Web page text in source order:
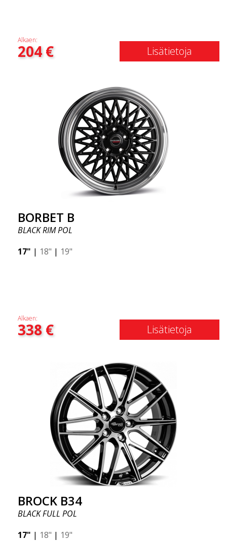
Alkaen:
204€ Lisätietoja
BORBET B
BLACK RIM POL
17" | 18" | 19"
Alkaen:
338€ Lisätietoja
BROCK B34
BLACK FULL POL
17" | 18" | 19"